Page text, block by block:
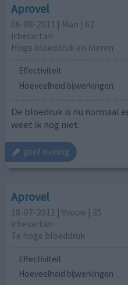
Aprovel
06-08-2011 | Man | 62
irbesartan
Hoge bloeddruk en nieren
Effectiviteit
Hoeveelheid bijwerkingen
De bloedruk is nu normaal
weet ik nog niet.
geef mening
Aprovel
18-07-2011 | Vrouw | 35
irbesartan
Te hoge bloeddruk
Effectiviteit
Hoeveelheid bijwerkingen